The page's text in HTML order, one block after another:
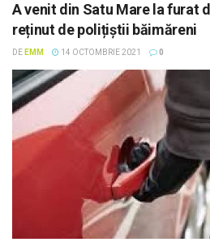
A venit din Satu Mare la furat
reținut de polițiștii băimăreni
DE EMM 14 OCTOMBRIE 2021 0